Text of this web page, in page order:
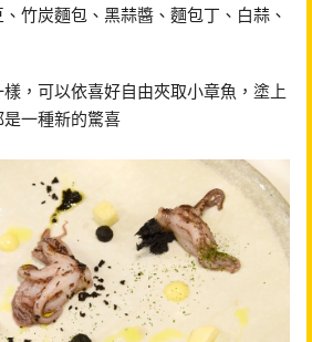
竹炭麵包、黑蒜醬、麵包丁、白蒜、
，可以依喜好自由夾取小章魚，塗上
一種新的驚喜